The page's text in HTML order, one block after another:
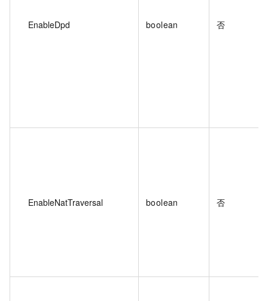
EnableDpd boolean 否
EnableNatTraversal boolean 否